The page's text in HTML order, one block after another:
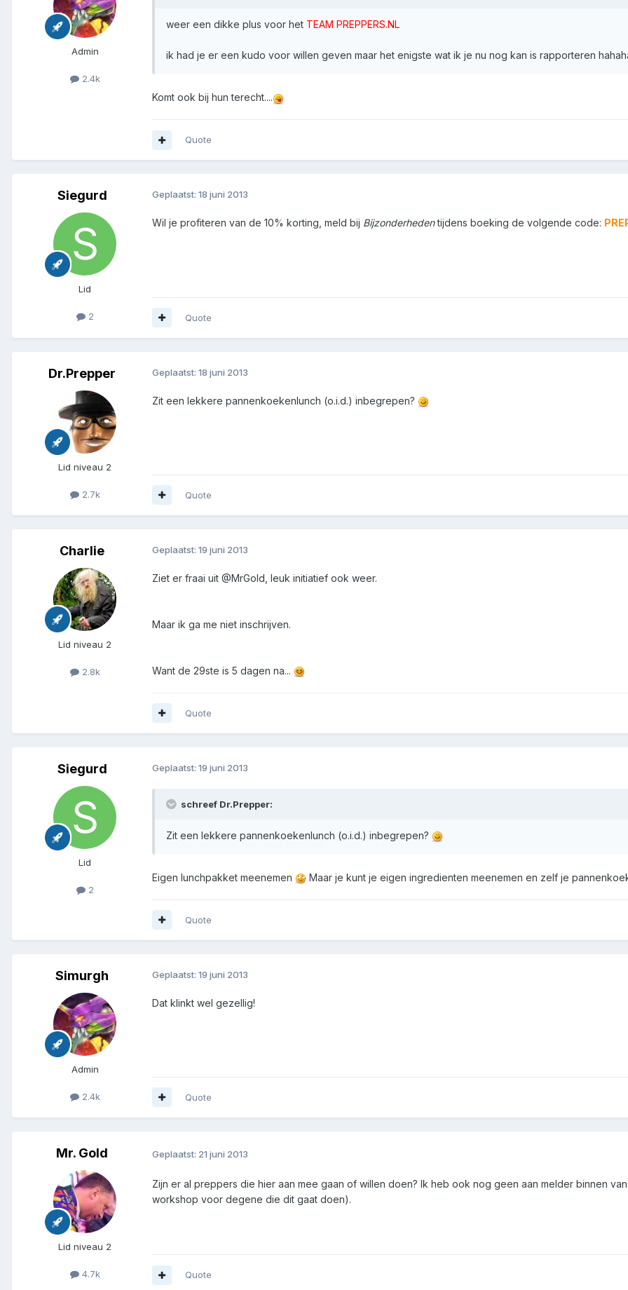
Admin
2.4k
weer een dikke plus voor het TEAM PREPPERS.NL
ik had je er een kudo voor willen geven maar het enigste wat ik je nu nog kan is rapporteren
Komt ook bij hun terecht....
Quote
Siegurd
Lid
2
Geplaatst: 18 juni 2013
Wil je profiteren van de 10% korting, meld bij Bijzonderhedentijdens boeking de volgende code:
Quote
Dr.Prepper
Lid niveau 2
2.7k
Geplaatst: 18 juni 2013
Zit een lekkere pannenkoekenlunch (o.i.d.) inbegrepen?
Quote
Charlie
Lid niveau 2
2.8k
Geplaatst: 19 juni 2013
Ziet er fraai uit @MrGold, leuk initiatief ook weer.
Maar ik ga me niet inschrijven.
Want de 29ste is 5 dagen na...
Quote
Siegurd
Lid
2
Geplaatst: 19 juni 2013
schreef Dr.Prepper:
Zit een lekkere pannenkoekenlunch (o.i.d.) inbegrepen?
Eigen lunchpakket meenemen Maar je kunt je eigen ingredienten meenemen en zelf je
Quote
Simurgh
Admin
2.4k
Geplaatst: 19 juni 2013
Dat klinkt wel gezellig!
Quote
Mr. Gold
Lid niveau 2
4.7k
Geplaatst: 21 juni 2013
Zijn er al preppers die hier aan mee gaan of willen doen? Ik heb ook nog geen aan melder binnen
workshop voor degene die dit gaat doen).
Quote